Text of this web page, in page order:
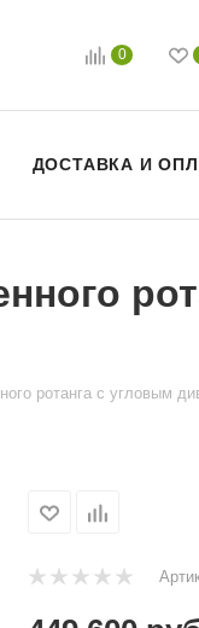
0
ДОСТАВКА И
ротанга с угловым